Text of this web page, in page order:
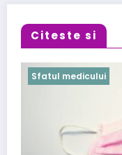
Citeste si
Sfatul medicului